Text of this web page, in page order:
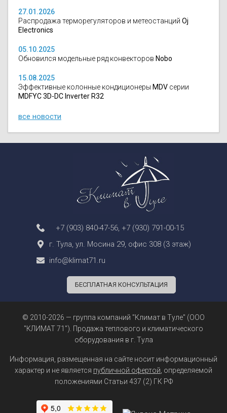
27.01.2026
Распродажа терморегуляторов и метеостанций Oj
Electronics
05.10.2025
Обновился модельные ряд конвекторов Nobo
15.08.2025
Эффективные колонные кондиционеры MDV серии
MDFYC 3D-DC Inverter R32
все новости
+7 (903) 840-47-56 +7 (930) 791-00-15
г. Тула, ул. Мосина 29, офис 308 (3 этаж)
info@klimat71.ru
БЕСПЛАТНАЯ КОНСУЛЬТАЦИЯ
© 2010-2026 — группа компаний "Климат в Туле" (ООО
"КЛИМАТ 71"). Продажа теплового и климатического
оборудования в г. Тула
Информация, размещенная на сайте носит информационный
характер и не является публичной офертой , определяемой
положениями Статьи 437 (2) ГК РФ